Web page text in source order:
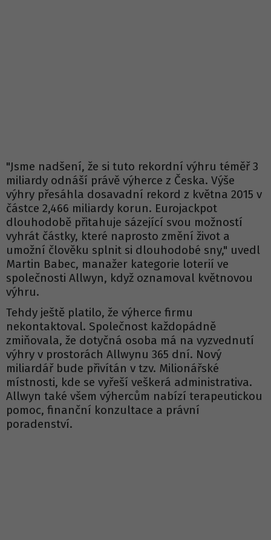
"Jsme nadšení, že si tuto rekordní výhru téměř 3
miliardy odnáší právě výherce z Česka. Výše
výhry přesáhla dosavadní rekord z května 2015 v
částce 2,466 miliardy korun. Eurojackpot
dlouhodobě přitahuje sázející svou možností
vyhrát částky, které naprosto změní život a
umožní člověku splnit si dlouhodobé sny," uvedl
Martin Babec, manažer kategorie loterií ve
společnosti Allwyn, když oznamoval květnovou
výhru.
Tehdy ještě platilo, že výherce firmu
nekontaktoval. Společnost každopádně
zmiňovala, že dotyčná osoba má na vyzvednutí
výhry v prostorách Allwynu 365 dní. Nový
miliardář bude přivítán v tzv. Milionářské
místnosti, kde se vyřeší veškerá administrativa.
Allwyn také všem výhercům nabízí terapeutickou
pomoc, finanční konzultace a právní
poradenství.